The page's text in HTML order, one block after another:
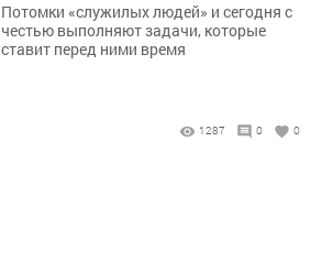
Потомки «служилых людей» и сегодня с
честью выполняют задачи, которые
ставит перед ними время
1287 0 0